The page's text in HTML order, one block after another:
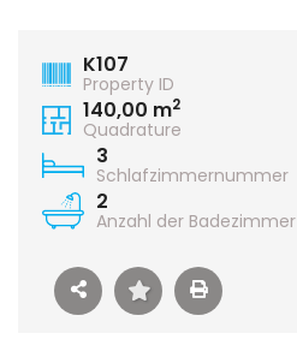
K107
Property ID
140,00 m2
Quadrature
3
Schlafzimmernummer
2
Anzahl der Badezimmer